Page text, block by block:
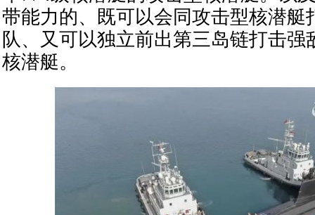
带能力的、既可以会同攻击型核潜艇
队、又可以独立前出第三岛链打击强
核潜艇。